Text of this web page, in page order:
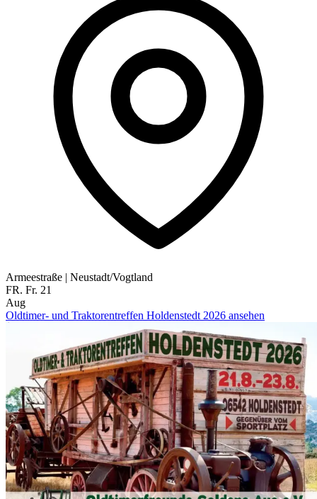
Armeestraße | Neustadt/Vogtland
FR. Fr. 21
Aug
Oldtimer- und Traktorentreffen Holdenstedt 2026 ansehen